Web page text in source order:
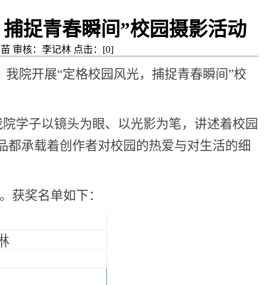
捉青春瞬间”校园摄影活动
审核：李记林 点击：[0]
院开展“定格校园风光，捕捉青春瞬间”校
学子以镜头为眼、以光影为笔，讲述着校园
承载着创作者对校园的热爱与对生活的细
获奖名单如下：